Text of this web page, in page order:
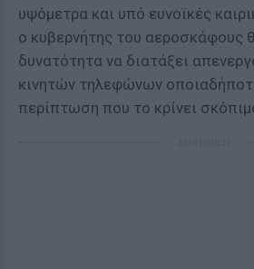
υψόμετρα και υπό ευνοϊκές
ο κυβερνήτης του αεροσκάφους
δυνατότητα να διατάξει
κινητών τηλεφώνων
περίπτωση που το κρίνει